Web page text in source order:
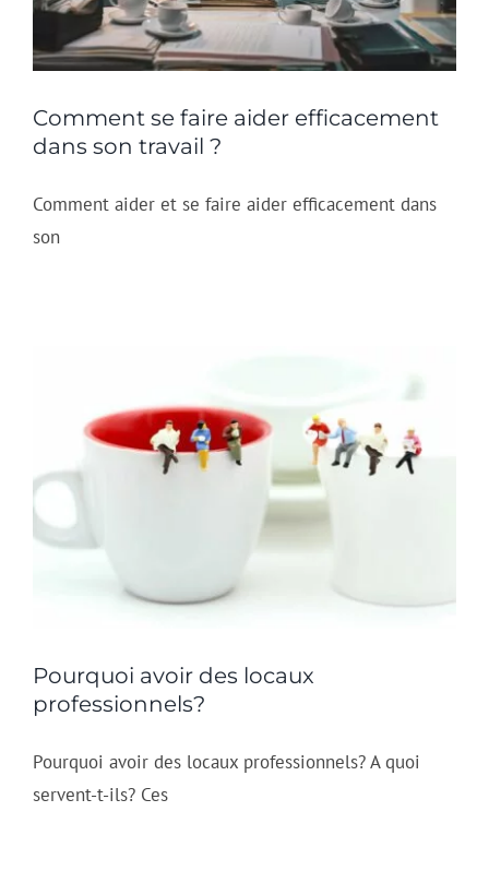
Comment se faire aider efficacement
dans son travail ?
Comment aider et se faire aider efficacement dans
son
Pourquoi avoir des locaux
professionnels?
Pourquoi avoir des locaux professionnels? A quoi
servent-t-ils? Ces